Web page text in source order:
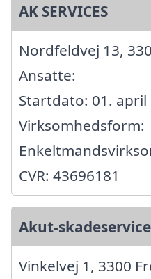
AK SERVICES
Nordfeldvej 13,
Ansatte:
Startdato: 01. april
Virksomhedsform:
CVR: 43696181
Akut-skadeservice
Vinkelvej 1, 3300